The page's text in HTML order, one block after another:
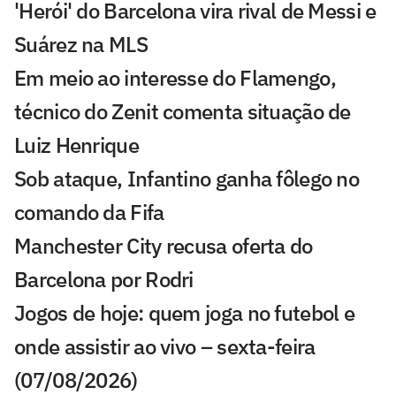
'Herói' do Barcelona vira rival de Messi e
Suárez na MLS
Em meio ao interesse do Flamengo,
técnico do Zenit comenta situação de
Luiz Henrique
Sob ataque, Infantino ganha fôlego no
comando da Fifa
Manchester City recusa oferta do
Barcelona por Rodri
Jogos de hoje: quem joga no futebol e
onde assistir ao vivo – sexta-feira
(07/08/2026)